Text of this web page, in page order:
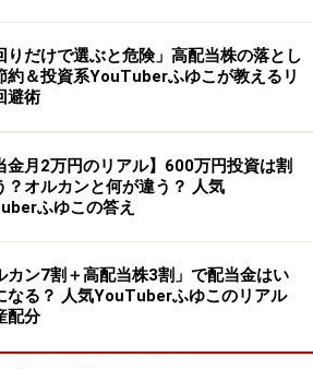
・製品の専業メーカー。iPhoneに
イク一体型のイヤホン）を供給して
ドした音楽を良い音で聴くのに必要
周波数）を作ることに使われる水
ると見られます。携帯電話の周波
れた周波数で通信を行ないます。
も水晶デバイスのおかげです。ま
用のパッケージ材料を供給してい
りだけで選ぶと危険」高配当株の落とし
約＆投資系YouTuberふゆこが教えるリ
避術
金月2万円のリアル】600万円投資は割
？オルカンと何が違う？ 人気
ふゆこの答え
カン7割＋高配当株3割」で配当金はい
なる？ 人気YouTuberふゆこのリアル
配分